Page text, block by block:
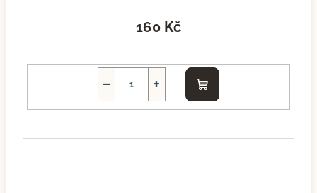
160 Kč
+
−
Do
košíku